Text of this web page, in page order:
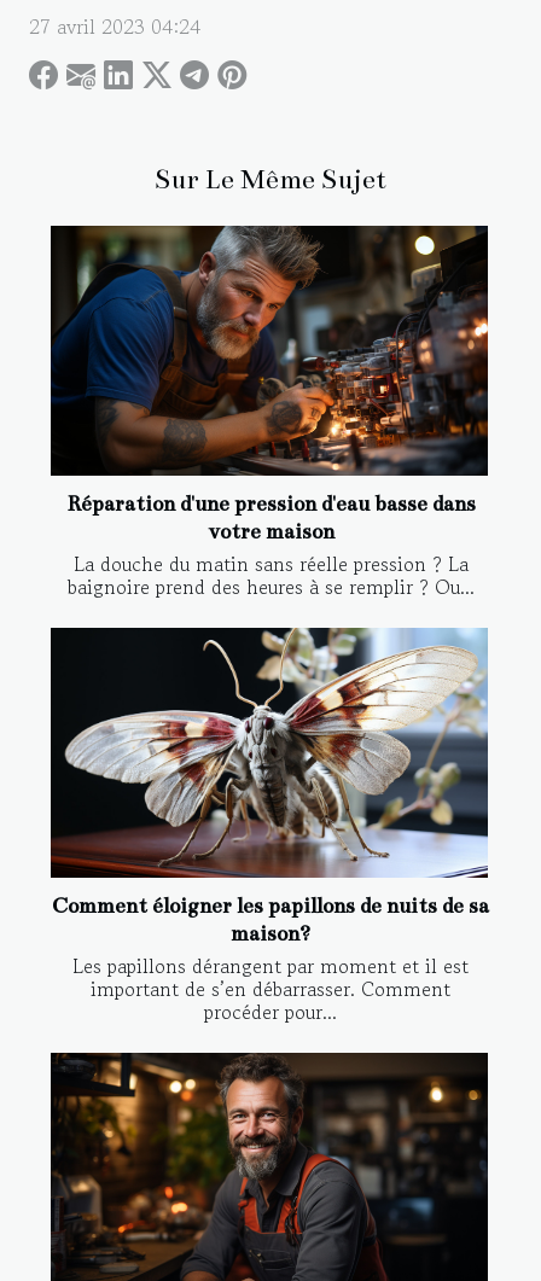
27 avril 2023 04:24
Sur Le Même Sujet
Réparation d'une pression d'eau basse dans
votre maison
La douche du matin sans réelle pression ? La
baignoire prend des heures à se remplir ? Ou...
Comment éloigner les papillons de nuits de sa
maison?
Les papillons dérangent par moment et il est
important de s’en débarrasser. Comment
procéder pour...